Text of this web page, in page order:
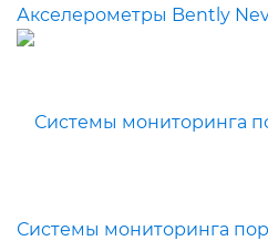
Акселерометры Bently
Системы мониторинга